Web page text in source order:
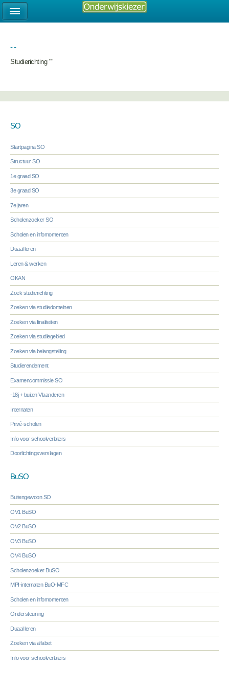
- -
Studierichting ""
SO
Startpagina SO
Structuur SO
1e graad SO
3e graad SO
7e jaren
Scholenzoeker SO
Scholen en infomomenten
Duaal leren
Leren & werken
OKAN
Zoek studierichting
Zoeken via studiedomeinen
Zoeken via finaliteiten
Zoeken via studiegebied
Zoeken via belangstelling
Studierendement
Examencommissie SO
-18j + buiten Vlaanderen
Internaten
Privé-scholen
Info voor schoolverlaters
Doorlichtingsverslagen
BuSO
Buitengewoon SO
OV1 BuSO
OV2 BuSO
OV3 BuSO
OV4 BuSO
Scholenzoeker BuSO
MPI-internaten BuO-MFC
Scholen en infomomenten
Ondersteuning
Duaal leren
Zoeken via alfabet
Info voor schoolverlaters